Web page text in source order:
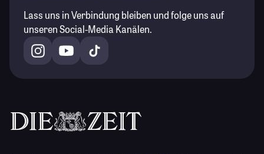
Lass uns in Verbindung bleiben und folge uns auf
unseren Social-Media Kanälen.